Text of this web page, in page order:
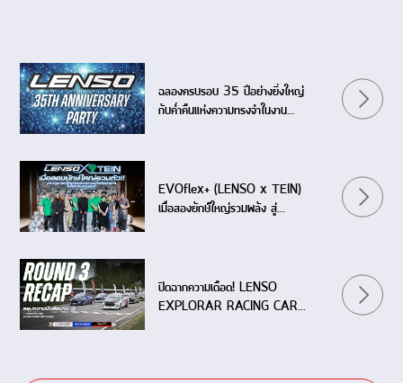
ฉลองครบรอบ 35 ปีอย่างยิ่งใหญ่
กับค่ำคืนแห่งความทรงจำในงาน
EVOflex+ (LENSO x TEIN)
เมื่อสองยักษ์ใหญ่รวมพลัง สู่
ปิดฉากความเดือด! LENSO
EXPLORAR RACING CAR